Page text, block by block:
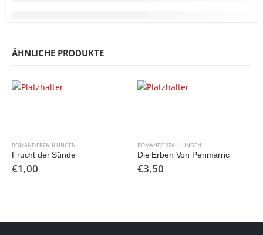
ÄHNLICHE PRODUKTE
ROMANE/ERZÄHLUNGEN
Frucht der Sünde
€1,00
ROMANE/ERZÄHLUNGEN
Die Erben Von Penmarric
€3,50